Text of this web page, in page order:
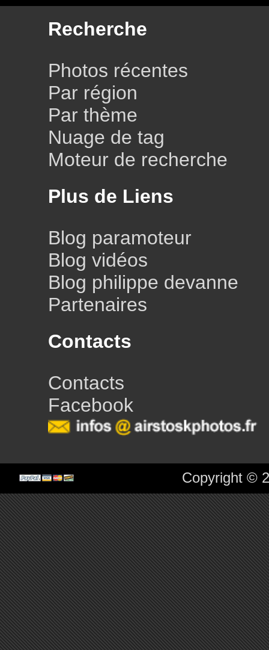
Recherche
Photos récentes
Par région
Par thème
Nuage de tag
Moteur de recherche
Plus de Liens
Blog paramoteur
Blog vidéos
Blog philippe devanne
Partenaires
Contacts
Contacts
Facebook
Copyright ©